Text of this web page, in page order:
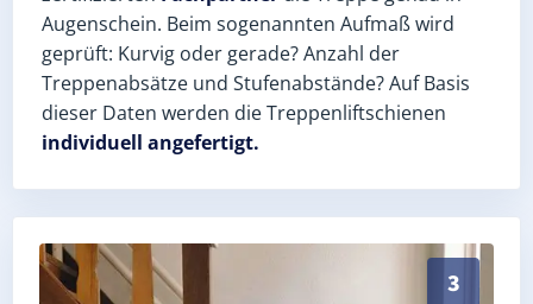
Augenschein. Beim sogenannten Aufmaß wird
geprüft: Kurvig oder gerade? Anzahl der
Treppenabsätze und Stufenabstände? Auf Basis
dieser Daten werden die Treppenliftschienen
individuell angefertigt.
3
Schneller, sauberer Einbau durch zertifizierte